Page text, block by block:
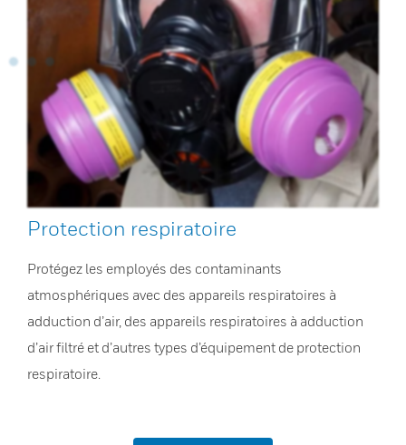
Protection respiratoire
Protégez les employés des contaminants
atmosphériques avec des appareils respiratoires à
adduction d’air, des appareils respiratoires à adduction
d’air filtré et d’autres types d’équipement de protection
respiratoire.